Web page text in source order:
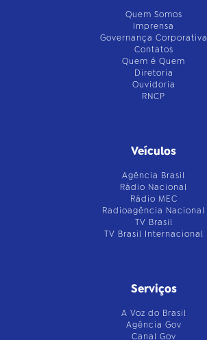
Quem Somos
Imprensa
Governança Corporativa
Contatos
Quem é Quem
Diretoria
Ouvidoria
RNCP
Veículos
Agência Brasil
Rádio Nacional
Rádio MEC
Radioagência Nacional
TV Brasil
TV Brasil Internacional
Serviços
A Voz do Brasil
Agência Gov
Canal Gov